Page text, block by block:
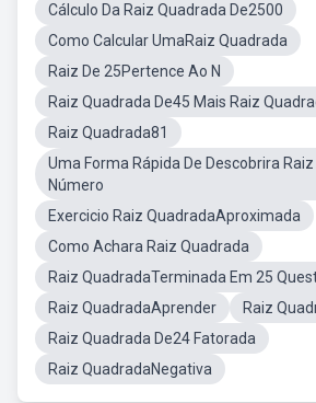
Cálculo Da Raiz Quadrada De2500
Como Calcular UmaRaiz Quadrada
Raiz De 25Pertence Ao N
Raiz Quadrada De45 Mais Raiz
Raiz Quadrada81
Uma Forma Rápida De Descobrira
Número
Exercicio Raiz QuadradaAproximada
Como Achara Raiz Quadrada
Raiz QuadradaTerminada Em 25
Raiz QuadradaAprender
Raiz
Raiz Quadrada De24 Fatorada
Raiz QuadradaNegativa